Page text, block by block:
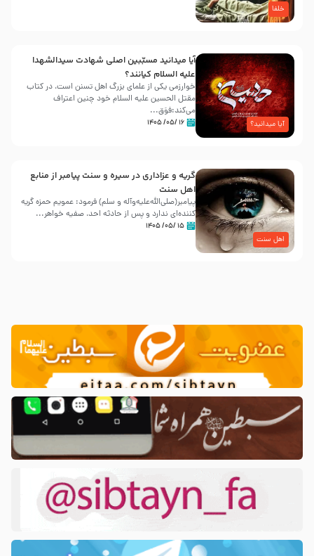
خلفا
آیا میدانید؟
آیا میدانید مسبّبین اصلی شهادت سیدالشهدا
علیه ‌السلام کیانند؟
خوارزمی یکی از علمای بزرگ اهل تسنن است، در کتاب
مقتل الحسین علیه ‌السلام خود چنین اعتراف
می‌کند:فوَق...
۱۶ /۰۵/ ۱۴۰۵
اهل سنت
گریه و عزاداری در سیره و سنت پیامبر از منابع
اهل سنت
پیامبر(صلی‌الله‌علیه‌وآله و سلم) فرمود: عمویم حمزه گریه
کننده‌ای ندارد و پس از حادثه احد، صفیه خواهر...
۱۵ /۰۵/ ۱۴۰۵